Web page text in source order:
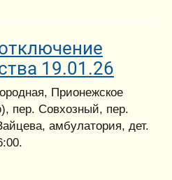
19.01.26
Прионежское
пер. Совхозный, пер.
амбулатория, дет.